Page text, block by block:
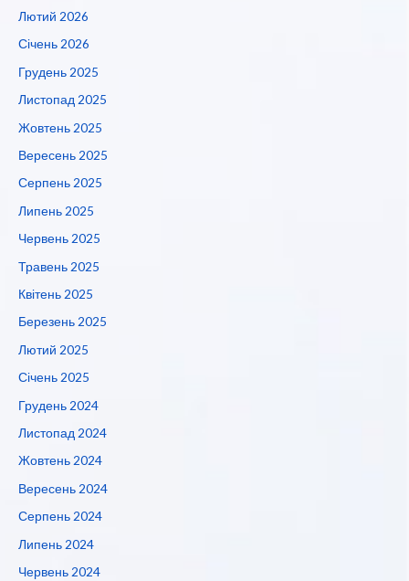
Лютий 2026
Січень 2026
Грудень 2025
Листопад 2025
Жовтень 2025
Вересень 2025
Серпень 2025
Липень 2025
Червень 2025
Травень 2025
Квітень 2025
Березень 2025
Лютий 2025
Січень 2025
Грудень 2024
Листопад 2024
Жовтень 2024
Вересень 2024
Серпень 2024
Липень 2024
Червень 2024